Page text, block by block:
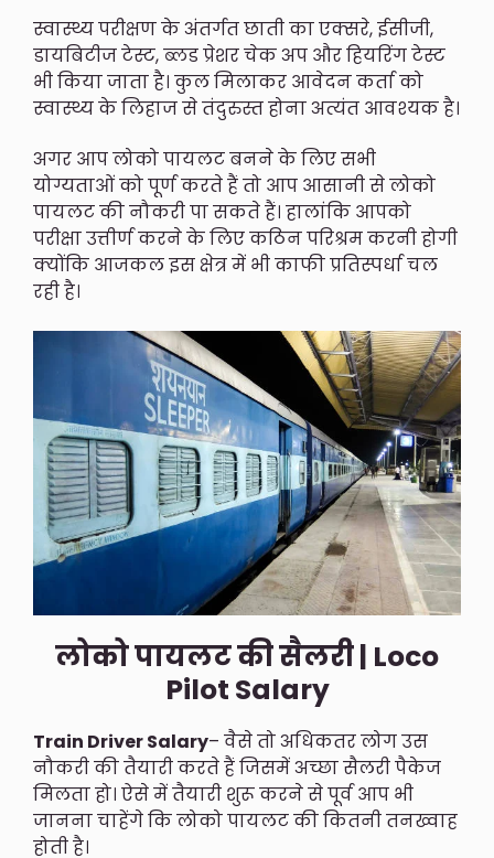
स्वास्थ्य परीक्षण के अंतर्गत छाती का एक्सरे, ईसीजी,
डायबिटीज टेस्ट, ब्लड प्रेशर चेक अप और हियरिंग टेस्ट
भी किया जाता है। कुल मिलाकर आवेदन कर्ता को
स्वास्थ्य के लिहाज से तंदुरुस्त होना अत्यंत आवश्यक है।
अगर आप लोको पायलट बनने के लिए सभी
योग्यताओं को पूर्ण करते हैं तो आप आसानी से लोको
पायलट की नौकरी पा सकते हैं। हालांकि आपको
परीक्षा उत्तीर्ण करने के लिए कठिन परिश्रम करनी होगी
क्योंकि आजकल इस क्षेत्र में भी काफी प्रतिस्पर्धा चल
रही है।
लोको पायलट की सैलरी | Loco
Pilot Salary
Train Driver Salary– वैसे तो अधिकतर लोग उस
नौकरी की तैयारी करते हैं जिसमें अच्छा सैलरी पैकेज
मिलता हो। ऐसे में तैयारी शुरू करने से पूर्व आप भी
जानना चाहेंगे कि लोको पायलट की कितनी तनख्वाह
होती है।